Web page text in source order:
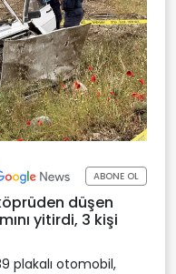
ABONE OL
düşen
yitirdi, 3 kişi
plakalı otomobil,